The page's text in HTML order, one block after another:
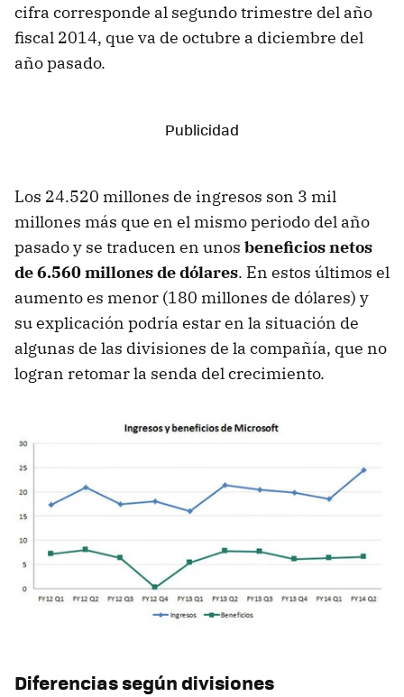
cifra corresponde al segundo trimestre del año
fiscal 2014, que va de octubre a diciembre del
año pasado.
Los 24.520 millones de ingresos son 3 mil
millones más que en el mismo periodo del año
pasado y se traducen en unos beneficios netos
de 6.560 millones de dólares. En estos últimos el
aumento es menor (180 millones de dólares) y
su explicación podría estar en la situación de
algunas de las divisiones de la compañía, que no
logran retomar la senda del crecimiento.
Diferencias según divisiones